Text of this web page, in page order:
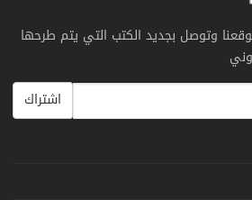
وتوصل بجديد الكتب التي يتم طرحها
اشتراك